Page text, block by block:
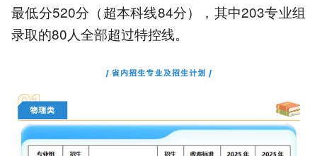
最低分520分（超本科线84分），其中203专业组
录取的80人全部超过特控线。